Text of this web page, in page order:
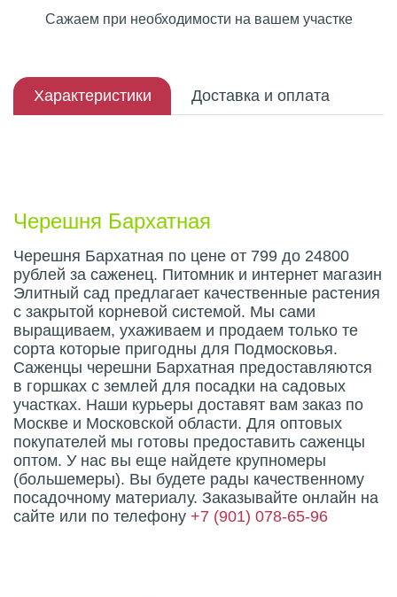
Сажаем при необходимости на вашем участке
Характеристики Доставка и оплата
Черешня Бархатная
Черешня Бархатная по цене от 799 до 24800
рублей за саженец. Питомник и интернет магазин
Элитный сад предлагает качественные растения
с закрытой корневой системой. Мы сами
выращиваем, ухаживаем и продаем только те
сорта которые пригодны для Подмосковья.
Саженцы черешни Бархатная предоставляются
в горшках с землей для посадки на садовых
участках. Наши курьеры доставят вам заказ по
Москве и Московской области. Для оптовых
покупателей мы готовы предоставить саженцы
оптом. У нас вы еще найдете крупномеры
(большемеры). Вы будете рады качественному
посадочному материалу. Заказывайте онлайн на
сайте или по телефону +7 (901) 078-65-96